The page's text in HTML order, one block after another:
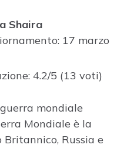
Shaira
17 marzo
4.2/5 (13 voti)
mondiale
Mondiale è la
Russia e